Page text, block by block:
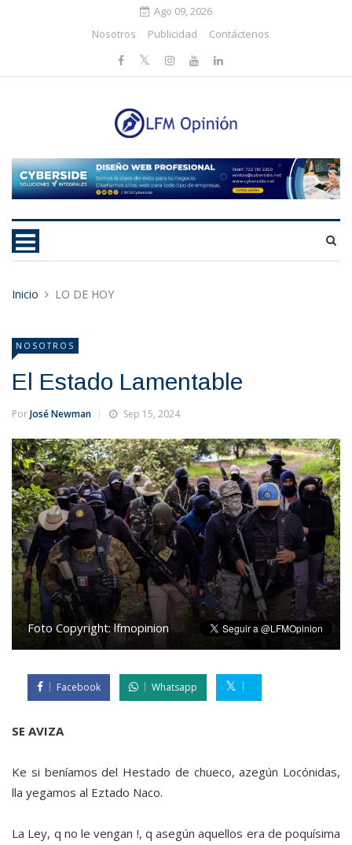
Ago 09, 2026
Nosotros
Publicidad Contáctenos
Inicio LO DE HOY
NOSOTROS
El Estado Lamentable
PorJosé Newman Sep 15, 2024
Foto Copyright:lfmopinion
Facebook Whatsapp
SE AVIZA
Ke si beníamos del Hestado de chueco, azegún Locónidas,
lla yegamos al Eztado Naco.
La Ley, q no le vengan !, q asegún aquellos era de poquísima